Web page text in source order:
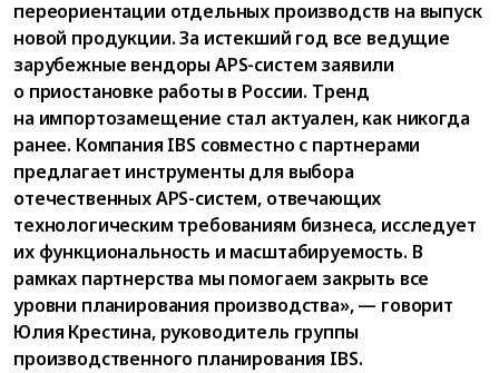
переориентации отдельных производств на выпуск
новой продукции. За истекший год все ведущие
зарубежные вендоры APS-систем заявили
о приостановке работы в России. Тренд
на импортозамещение стал актуален, как никогда
ранее. Компания IBS совместно с партнерами
предлагает инструменты для выбора
отечественных APS-систем, отвечающих
технологическим требованиям бизнеса, исследует
их функциональность и масштабируемость. В
рамках партнерства мы помогаем закрыть все
уровни планирования производства», — говорит
Юлия Крестина, руководитель группы
производственного планирования IBS.